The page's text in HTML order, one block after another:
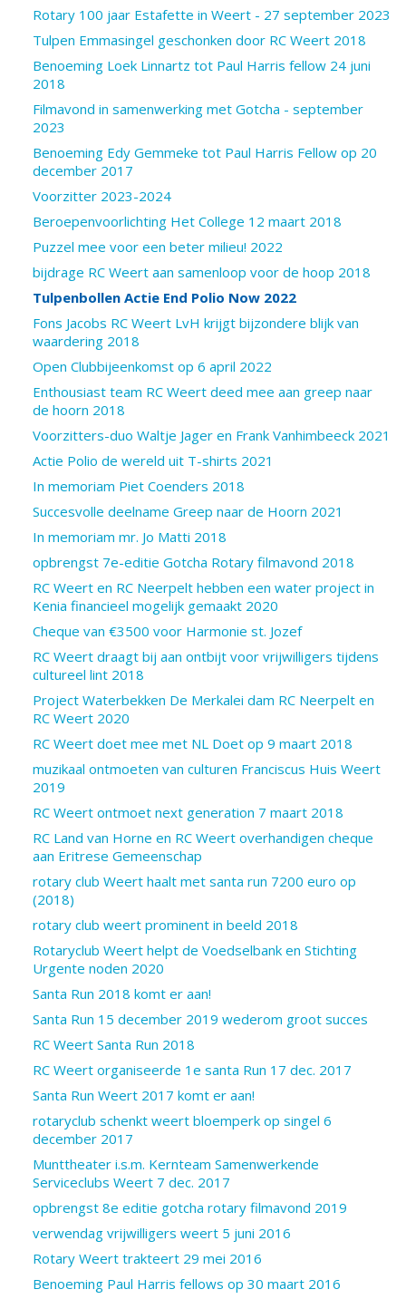
Rotary 100 jaar Estafette in Weert - 27 september 2023
Tulpen Emmasingel geschonken door RC Weert 2018
Benoeming Loek Linnartz tot Paul Harris fellow 24 juni
2018
Filmavond in samenwerking met Gotcha - september
2023
Benoeming Edy Gemmeke tot Paul Harris Fellow op 20
december 2017
Voorzitter 2023-2024
Beroepenvoorlichting Het College 12 maart 2018
Puzzel mee voor een beter milieu! 2022
bijdrage RC Weert aan samenloop voor de hoop 2018
Tulpenbollen Actie End Polio Now 2022
Fons Jacobs RC Weert LvH krijgt bijzondere blijk van
waardering 2018
Open Clubbijeenkomst op 6 april 2022
Enthousiast team RC Weert deed mee aan greep naar
de hoorn 2018
Voorzitters-duo Waltje Jager en Frank Vanhimbeeck 2021
Actie Polio de wereld uit T-shirts 2021
In memoriam Piet Coenders 2018
Succesvolle deelname Greep naar de Hoorn 2021
In memoriam mr. Jo Matti 2018
opbrengst 7e-editie Gotcha Rotary filmavond 2018
RC Weert en RC Neerpelt hebben een water project in
Kenia financieel mogelijk gemaakt 2020
Cheque van €3500 voor Harmonie st. Jozef
RC Weert draagt bij aan ontbijt voor vrijwilligers tijdens
cultureel lint 2018
Project Waterbekken De Merkalei dam RC Neerpelt en
RC Weert 2020
RC Weert doet mee met NL Doet op 9 maart 2018
muzikaal ontmoeten van culturen Franciscus Huis Weert
2019
RC Weert ontmoet next generation 7 maart 2018
RC Land van Horne en RC Weert overhandigen cheque
aan Eritrese Gemeenschap
rotary club Weert haalt met santa run 7200 euro op
(2018)
rotary club weert prominent in beeld 2018
Rotaryclub Weert helpt de Voedselbank en Stichting
Urgente noden 2020
Santa Run 2018 komt er aan!
Santa Run 15 december 2019 wederom groot succes
RC Weert Santa Run 2018
RC Weert organiseerde 1e santa Run 17 dec. 2017
Santa Run Weert 2017 komt er aan!
rotaryclub schenkt weert bloemperk op singel 6
december 2017
Munttheater i.s.m. Kernteam Samenwerkende
Serviceclubs Weert 7 dec. 2017
opbrengst 8e editie gotcha rotary filmavond 2019
verwendag vrijwilligers weert 5 juni 2016
Rotary Weert trakteert 29 mei 2016
Benoeming Paul Harris fellows op 30 maart 2016